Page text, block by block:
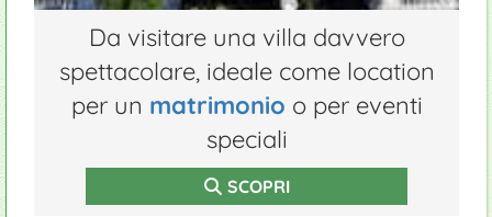
Da visitare una villa davvero
spettacolare, ideale come location
per un matrimonio o per eventi
speciali
SCOPRI